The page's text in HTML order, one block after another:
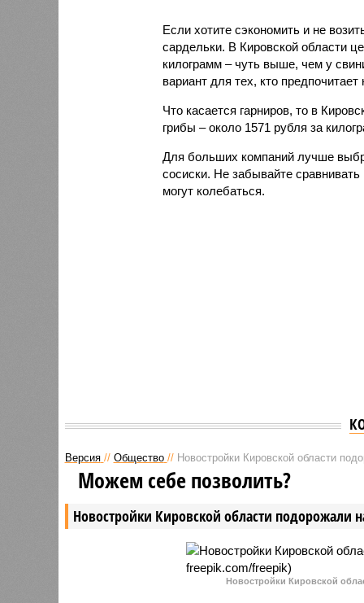
Если хотите сэкономить и не
сардельки. В Кировской области
килограмм – чуть выше, чем у
вариант для тех, кто предпочитает
Что касается гарниров, то в
грибы – около 1571 рубля за
Для больших компаний лучше
сосиски. Не забывайте
могут колебаться.
Версия // Общество // Новостройки Кировской области
Новостройки Кировской области подорожали
Можем себе позволить?
Новостройки Кировской